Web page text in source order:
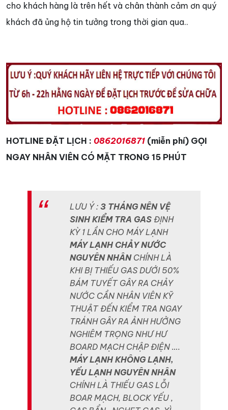
cho khách hàng là trên hết và chân thành cảm ơn quý
khách đã ủng hộ tin tưởng trong thời gian qua..
HOTLINE ĐẶT LỊCH : 0862016871 (miễn phí) GỌI
NGAY NHÂN VIÊN CÓ MẶT TRONG 15 PHÚT
LƯU Ý : 3 THÁNG NÊN VỆ
SINH KIỂM TRA GAS ĐỊNH
KỲ 1 LẦN CHO MÁY LẠNH
MÁY LẠNH CHẢY NƯỚC
NGUYÊN NHÂNCHÍNH LÀ
KHI BỊ THIẾU GAS DƯỚI 50%
BÁM TUYẾT GÂY RA CHẢY
NƯỚC CẦN NHÂN VIÊN KỸ
THUẬT ĐẾN KIỂM TRA NGAY
TRÁNH GÂY RA ẢNH HƯỞNG
NGHIÊM TRỌNG NHƯ HƯ
BOARD MẠCH CHẬP ĐIỆN ….
MÁY LẠNH KHÔNG LẠNH,
YẾU LẠNH NGUYÊN NHÂN
CHÍNH LÀ THIẾU GAS LỖI
BOAR MẠCH, BLOCK YẾU ,